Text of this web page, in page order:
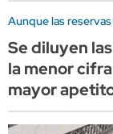
Aunque las
Se diluyen
la menor
mayor